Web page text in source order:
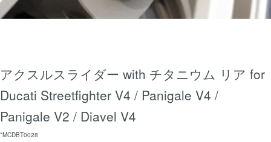
アクスルスライダー with チタニウム リア for
Ducati Streetfighter V4 / Panigale V4 /
Panigale V2 / Diavel V4
*MCDBT0028